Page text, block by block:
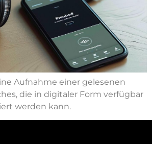
Aufnahme einer gelesenen
die in digitaler Form verfügbar
werden kann.